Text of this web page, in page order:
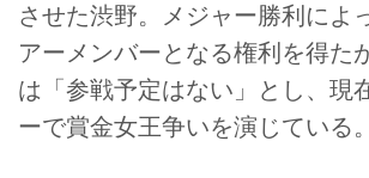
させた渋野。メジャー勝利によ
アーメンバーとなる権利を得た
は「参戦予定はない」とし、現
ーで賞金女王争いを演じている。